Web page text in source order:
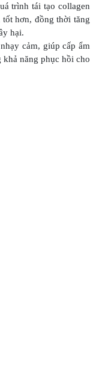
trình tái tạo collagen
tốt hơn, đồng thời tăng
hại.
cảm, giúp cấp ẩm
khả năng phục hồi cho